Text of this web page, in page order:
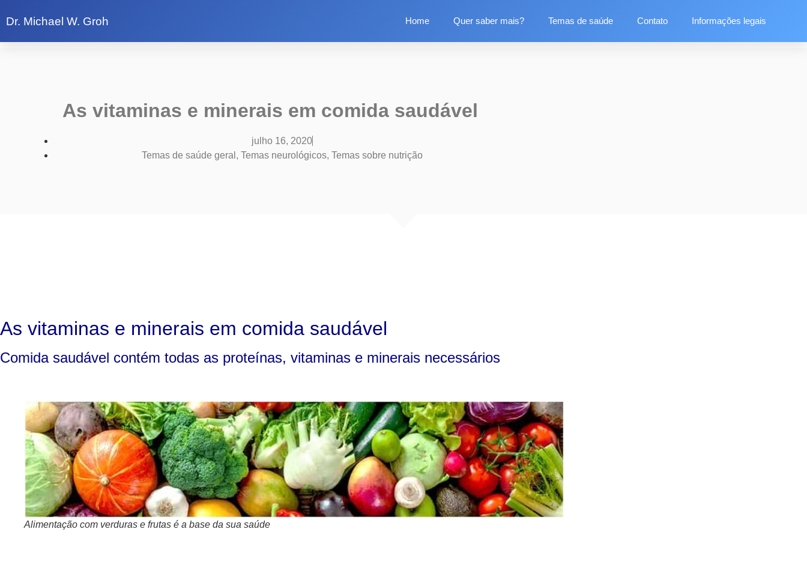
Dr. Michael W. Groh Home Quer saber mais? Temas de saúde Contato Informações legais
As vitaminas e minerais em comida saudável
julho 16, 2020
Temas de saúde geral​ , Temas neurológicos​, Temas sobre nutrição​
As vitaminas e minerais em comida saudável
Comida saudável contém todas as proteínas, vitaminas e minerais necessários
Alimentação com verduras e frutas é a base da sua saúde